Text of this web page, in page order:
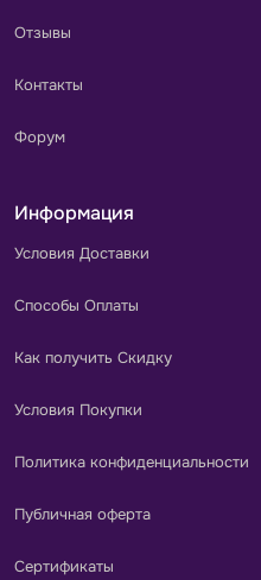
Отзывы
Контакты
Форум
Информация
Условия Доставки
Способы Оплаты
Как получить Скидку
Условия Покупки
Политика конфиденциальности
Публичная оферта
Сертификаты